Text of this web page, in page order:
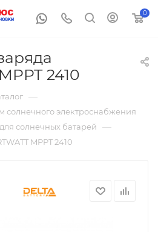
0
2410
—
солнечного электроснабжения
солнечных батарей —
MPPT 2410